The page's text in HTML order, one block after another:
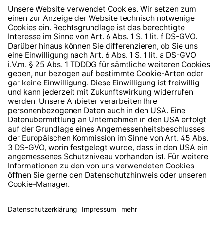
Widerrufsrecht
Hinweisgeberschutzsystem
Barrierefreiheit
* Alle Preise inkl. gesetzl. Mehrwertsteuer zzgl.
anders angegeben.